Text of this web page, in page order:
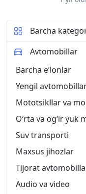
для
Barcha
Avtomobillar
Barcha eʼlonlar
Yengil
Mototsikllar va
O‘rta va og‘ir yuk
Suv transporti
Maxsus jihozlar
Tijorat
Audio va video